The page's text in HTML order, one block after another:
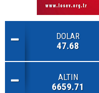
DOLAR
47.68
ALTIN
6659.71